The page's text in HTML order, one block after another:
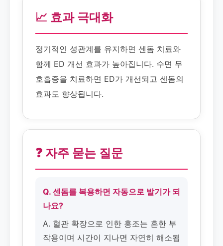
📈 효과 극대화
정기적인 성관계를 유지하면 센돔 치료와
함께 ED 개선 효과가 높아집니다. 수면 무
호흡증을 치료하면 ED가 개선되고 센돔의
효과도 향상됩니다.
❓ 자주 묻는 질문
Q. 센돔를 복용하면 자동으로 발기가 되
나요?
A. 혈관 확장으로 인한 홍조는 흔한 부
작용이며 시간이 지나면 자연히 해소됩